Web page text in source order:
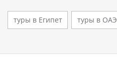
туры в Египет туры в ОАЭ